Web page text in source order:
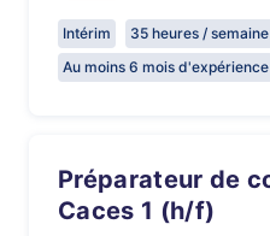
Intérim
35 heures / semaine
Au moins 6 mois d'expérience
Préparateur de commande avec
Caces 1 (h/f)